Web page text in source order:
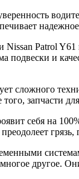
Patrol
и
сложного
запчасти
себя на
другое.